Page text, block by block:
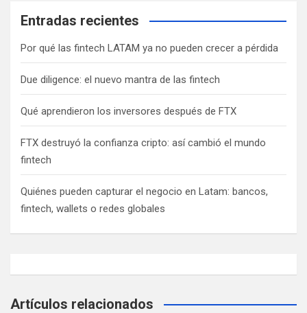
Entradas recientes
Por qué las fintech LATAM ya no pueden crecer a pérdida
Due diligence: el nuevo mantra de las fintech
Qué aprendieron los inversores después de FTX
FTX destruyó la confianza cripto: así cambió el mundo
fintech
Quiénes pueden capturar el negocio en Latam: bancos,
fintech, wallets o redes globales
Artículos relacionados